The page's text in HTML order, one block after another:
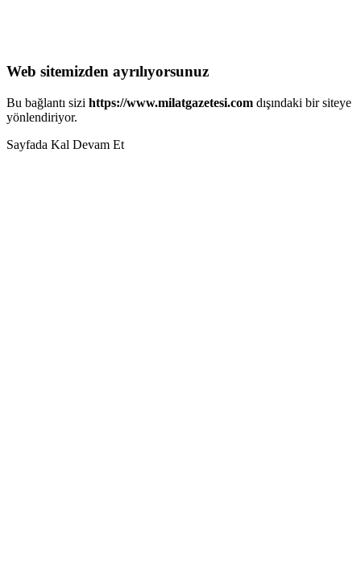
Web sitemizden ayrılıyorsunuz
Bu bağlantı sizi https://www.milatgazetesi.com dışındaki bir siteye
yönlendiriyor.
Sayfada Kal Devam Et